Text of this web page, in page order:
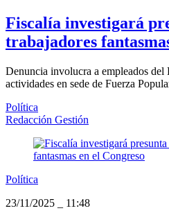
Fiscalía investigará
trabajadores
Denuncia involucra a empleados del
actividades en sede de Fuerza
Política
Redacción Gestión
Política
23/11/2025
11:48